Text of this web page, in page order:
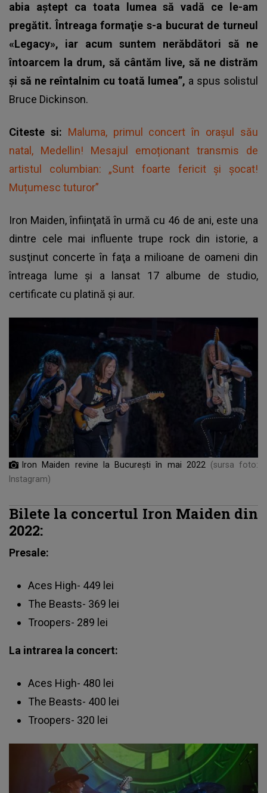
abia aştept ca toata lumea să vadă ce le-am
pregătit. Întreaga formaţie s-a bucurat de turneul
«Legacy», iar acum suntem nerăbdători să ne
întoarcem la drum, să cântăm live, să ne distrăm
şi să ne reîntalnim cu toată lumea”, a spus solistul
Bruce Dickinson.
Citeste si: Maluma, primul concert în orașul său
natal, Medellin! Mesajul emoționant transmis de
artistul columbian: „Sunt foarte fericit și șocat!
Muțumesc tuturor”
Iron Maiden, înfiinţată în urmă cu 46 de ani, este una
dintre cele mai influente trupe rock din istorie, a
susţinut concerte în faţa a milioane de oameni din
întreaga lume şi a lansat 17 albume de studio,
certificate cu platină şi aur.
Iron Maiden revine la București în mai 2022
(sursa foto:
Instagram)
Bilete la concertul Iron Maiden din
2022:
Presale:
Aces High- 449 lei
The Beasts- 369 lei
Troopers- 289 lei
La intrarea la concert:
Aces High- 480 lei
The Beasts- 400 lei
Troopers- 320 lei